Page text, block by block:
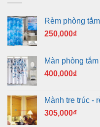
Rèm phòng
250,000₫
Màn phòng
400,000₫
Mành tre trúc -
305,000₫